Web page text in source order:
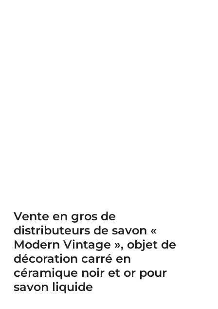
Vente en gros de
distributeurs de savon «
Modern Vintage », objet de
décoration carré en
céramique noir et or pour
savon liquide